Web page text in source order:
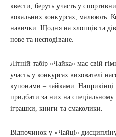
квести, беруть участь у
вокальних конкурсах, малюють.
навички. Щодня на хлопців та
нове та несподіване.
Літній табір «Чайка» має свій
участь у конкурсах вихователі
купонами – чайками. Наприкінці
придбати за них на спеціальному
іграшки, книги та смаколики.
Відпочинок у «Чайці»